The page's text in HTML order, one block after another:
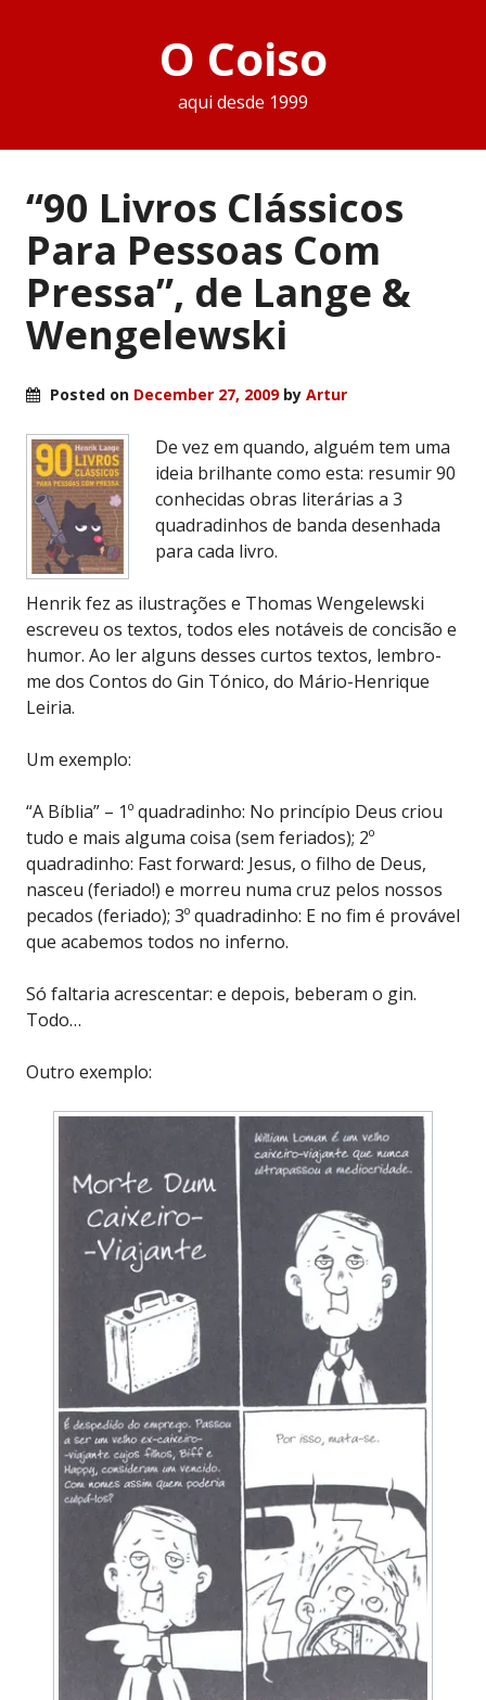
O Coiso
aqui desde 1999
“90 Livros Clássicos
Para Pessoas Com
Pressa”, de Lange &
Wengelewski
Posted on December 27, 2009by Artur
De vez em quando, alguém tem uma
ideia brilhante como esta: resumir 90
conhecidas obras literárias a 3
quadradinhos de banda desenhada
para cada livro.
Henrik fez as ilustrações e Thomas Wengelewski
escreveu os textos, todos eles notáveis de concisão e
humor. Ao ler alguns desses curtos textos, lembro-
me dos Contos do Gin Tónico, do Mário-Henrique
Leiria.
Um exemplo:
“A Bíblia” – 1º quadradinho: No princípio Deus criou
tudo e mais alguma coisa (sem feriados); 2º
quadradinho: Fast forward: Jesus, o filho de Deus,
nasceu (feriado!) e morreu numa cruz pelos nossos
pecados (feriado); 3º quadradinho: E no fim é provável
que acabemos todos no inferno.
Só faltaria acrescentar: e depois, beberam o gin.
Todo…
Outro exemplo: